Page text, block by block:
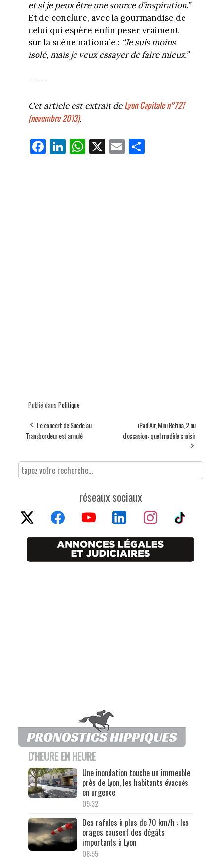
et si je peux être une source d’inspiration.”
Et de conclure, avec la gourmandise de
celui qui espère enfin peser vraiment
sur la scène nationale : “Je suis moins
isolé, mais je veux essayer de faire mieux.”
-----
Cet article est extrait deLyon Capitale n°727
(novembre 2013).
Fa
ce
Li
nk
W
ha
X E
m
Pa
rt
Publié dans Politique
Le concert de Suede au
Transbordeur est annulé
iPad Air, Mini Retina, 2 ou
d'occasion : quel modèle choisir
réseaux sociaux
D'HEURE EN HEURE
Une inondation touche un immeuble
près de Lyon, les habitants évacués
en urgence
09:32
Des rafales à plus de 70 km/h : les
orages causent des dégâts
importants à Lyon
08:55